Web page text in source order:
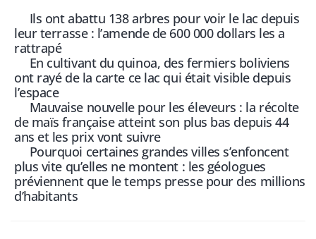
Ils ont abattu 138 arbres pour voir le lac depuis
leur terrasse : l’amende de 600 000 dollars les a
rattrapé
En cultivant du quinoa, des fermiers boliviens
ont rayé de la carte ce lac qui était visible depuis
l’espace
Mauvaise nouvelle pour les éleveurs : la récolte
de maïs française atteint son plus bas depuis 44
ans et les prix vont suivre
Pourquoi certaines grandes villes s’enfoncent
plus vite qu’elles ne montent : les géologues
préviennent que le temps presse pour des millions
d’habitants